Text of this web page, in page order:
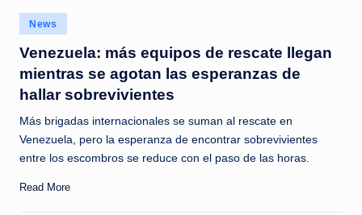
c
i
a
s
a
l
i
n
Posted
in
News
Venezuela: más equipos de rescate llegan
mientras se agotan las esperanzas de
hallar sobrevivientes
Más brigadas internacionales se suman al rescate en
Venezuela, pero la esperanza de encontrar sobrevivientes
entre los escombros se reduce con el paso de las horas.
Read More